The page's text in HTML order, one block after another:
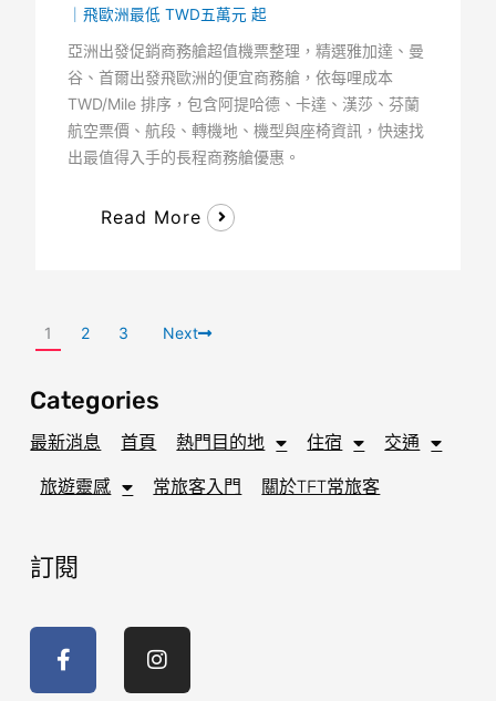
｜飛歐洲最低 TWD五萬元 起
亞洲出發促銷商務艙超值機票整理，精選雅加達、曼
谷、首爾出發飛歐洲的便宜商務艙，依每哩成本
TWD/Mile 排序，包含阿提哈德、卡達、漢莎、芬蘭
航空票價、航段、轉機地、機型與座椅資訊，快速找
出最值得入手的長程商務艙優惠。
Read More
1 2 3 Next
Categories
最新消息 首頁 熱門目的地 住宿 交通
旅遊靈感 常旅客入門 關於TFT常旅客
訂閱
c
s